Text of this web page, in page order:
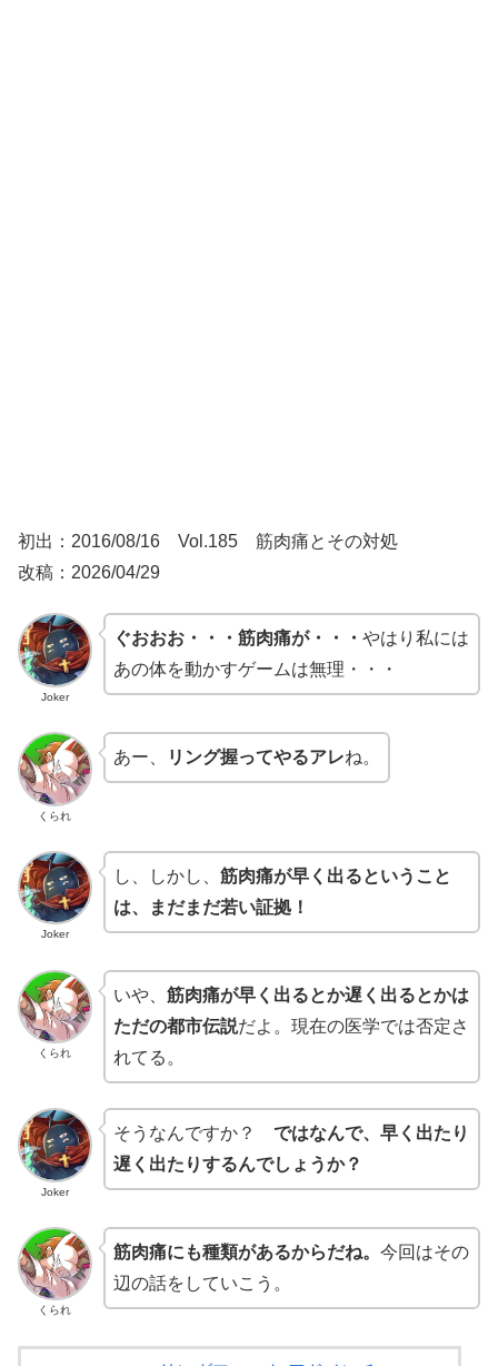
初出：2016/08/16 Vol.185 筋肉痛とその対処
改稿：2026/04/29
Joker
ぐおおお・・・筋肉痛が・・・ やはり私には
あの体を動かすゲームは無理・・・
くられ
あー、 リング握ってやるアレね。
Joker
し、しかし、 筋肉痛が早く出るということ
は、まだまだ若い証拠！
くられ
いや、 筋肉痛が早く出るとか遅く出るとかは
ただの都市伝説だよ。現在の医学では否定さ
れてる。
Joker
そうなんですか？ ではなんで、早く出たり
遅く出たりするんでしょうか？
くられ
筋肉痛にも種類があるからだね。 今回はその
辺の話をしていこう。